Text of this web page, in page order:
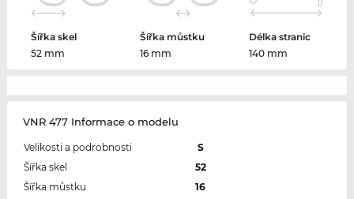
Šířka skel
52 mm
Šířka můstku
16 mm
Délka stranic
140 mm
VNR 477 Informace o modelu
Velikosti a podrobnosti
S
Šířka skel
52
Šířka můstku
16